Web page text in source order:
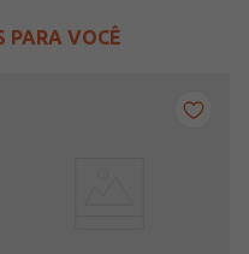
PARA VOCÊ